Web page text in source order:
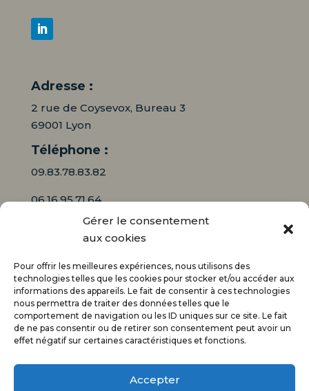
Gérer le consentement
aux cookies
Pour offrir les meilleures expériences, nous utilisons des
technologies telles que les cookies pour stocker et/ou accéder aux
informations des appareils. Le fait de consentir à ces technologies
nous permettra de traiter des données telles que le
comportement de navigation ou les ID uniques sur ce site. Le fait
de ne pas consentir ou de retirer son consentement peut avoir un
effet négatif sur certaines caractéristiques et fonctions.
Accepter
Adresse :
2 rue de Coysevox, Bureau 3
69001 Lyon
Téléphone :
09.83.78.83.82
06.16.95.71.64
contact@audiciaux.fr
E-mail*